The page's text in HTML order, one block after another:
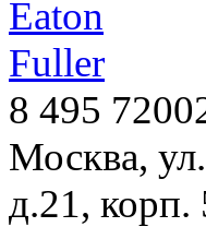
8 495
Москва,
д.21, корп.